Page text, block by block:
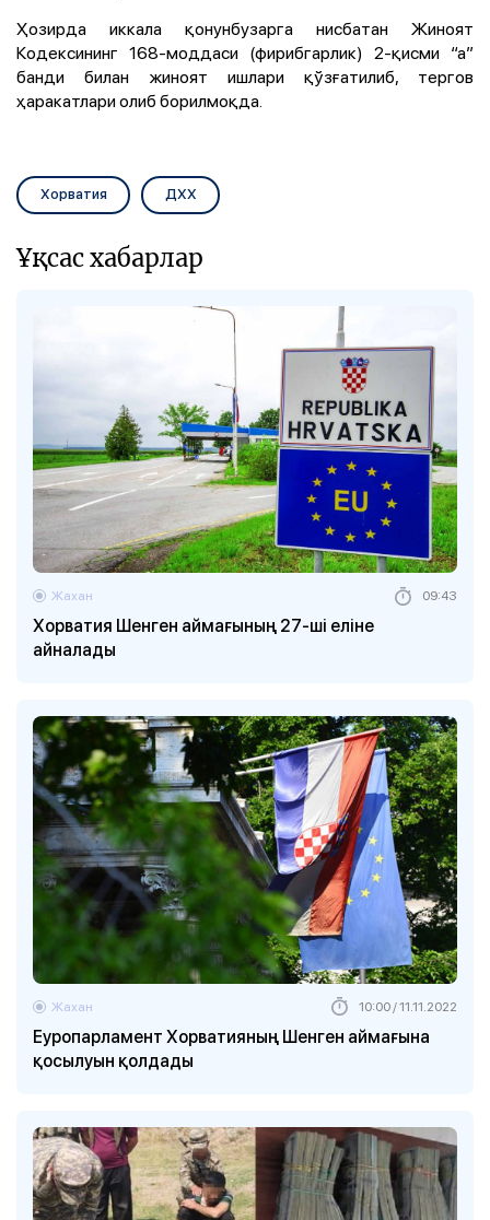
Ҳозирда иккала қонунбузарга нисбатан Жиноят
Кодексининг 168-моддаси (фирибгарлик) 2-қисми “а”
банди билан жиноят ишлари қўзғатилиб, тергов
ҳаракатлари олиб борилмоқда.
Хорватия ДХХ
Ұқсас хабарлар
Хорватия Шенген аймағының 27-ші еліне
айналады
Жахан 09:43
Еуропарламент Хорватияның Шенген аймағына
қосылуын қолдады
Жахан 10:00 / 11.11.2022